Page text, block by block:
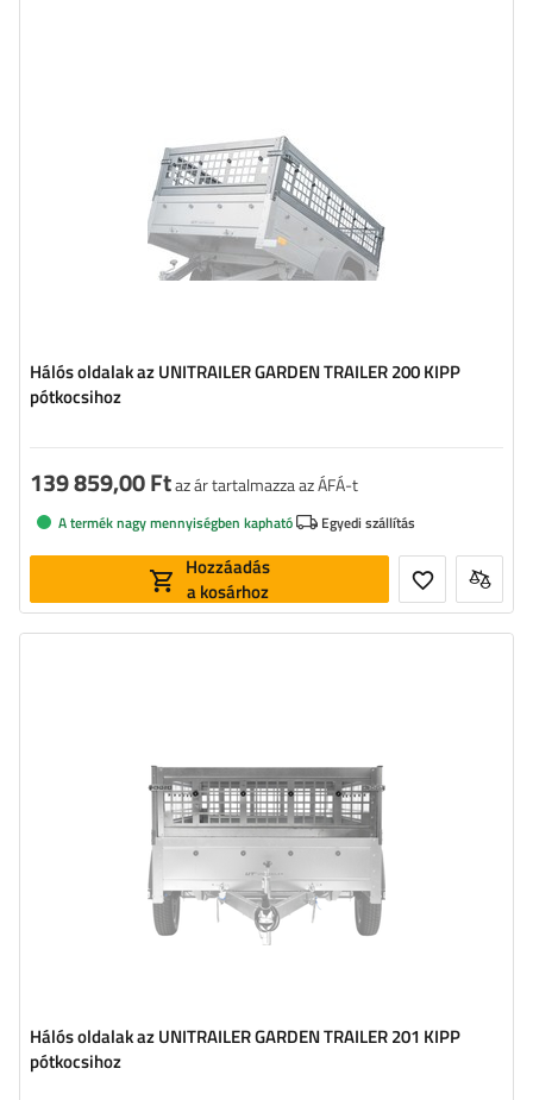
Hálós oldalak az UNITRAILER GARDEN TRAILER 200 KIPP
pótkocsihoz
139 859,00 Ftaz ár tartalmazza az ÁFÁ-t
A termék nagy mennyiségben kapható Egyedi szállítás
Hozzáadás
a kosárhoz
Hálós oldalak az UNITRAILER GARDEN TRAILER 201 KIPP
pótkocsihoz